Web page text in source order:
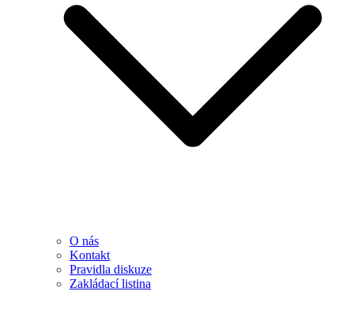
O nás
Kontakt
Pravidla diskuze
Zakládací listina